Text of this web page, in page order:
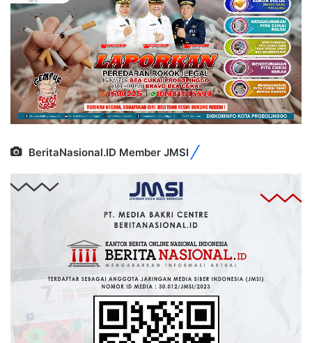
BeritaNasional.ID Member JMSI